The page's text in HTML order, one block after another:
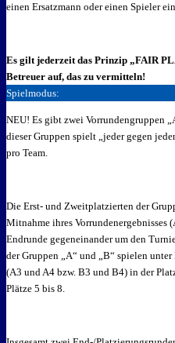
einen Ersatzmann oder einen Spieler
Es gilt jederzeit das Prinzip „FAIR
Betreuer auf, das zu vermitteln!
Spielmodus:
NEU! Es gibt zwei Vorrundengruppen
dieser Gruppen spielt „jeder gegen
pro Team.
Die Erst- und Zweitplatzierten der
Mitnahme ihres Vorrundenergebnisses
Endrunde gegeneinander um den
der Gruppen „A“ und „B“ spielen
(A3 und A4 bzw. B3 und B4) in der
Plätze 5 bis 8.